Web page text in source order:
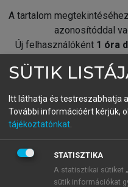
A tartalom
azonosítóddal
Új felhasználóként 1 óra
fiókoddal,vagy
A regisztráció után a
BELÉPÉS SAJÁT
SÜTIK
Itt láthatja és testreszabhatja
További információért kérjük,
tájékoztatónkat
STATISZTIKA
A statisztikai sütiket
sütik információkat